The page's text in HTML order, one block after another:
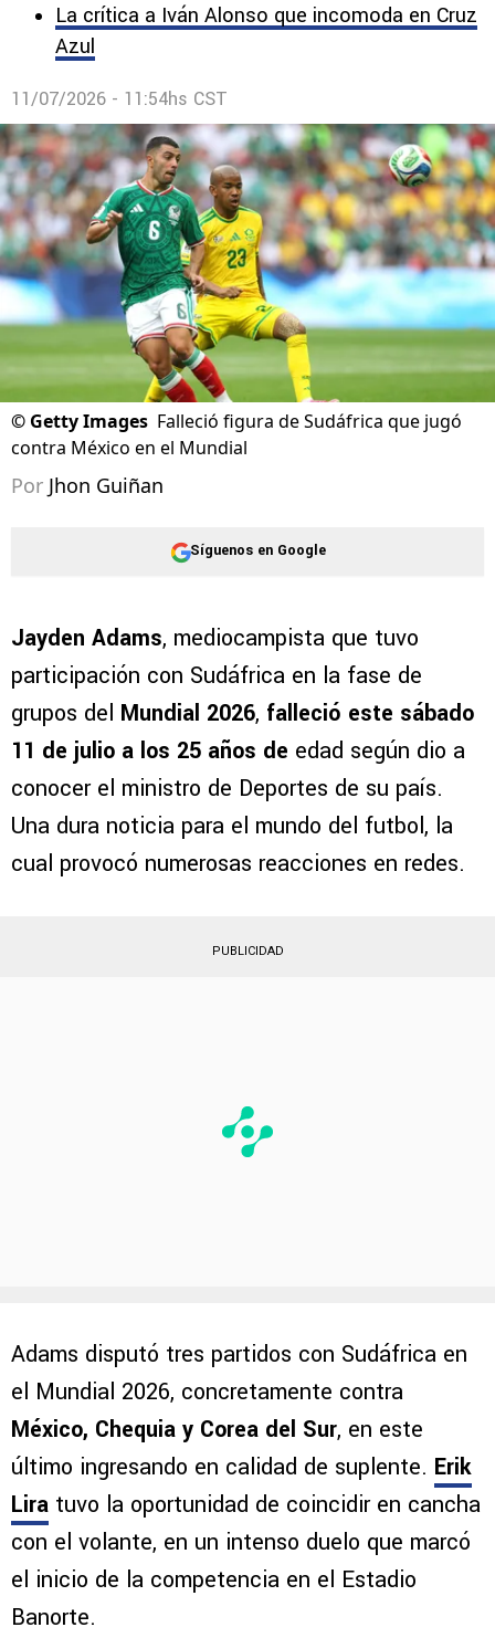
La crítica a Iván Alonso que incomoda en Cruz
Azul
11/07/2026 - 11:54hs CST
© Getty Images Falleció figura de Sudáfrica que jugó
contra México en el Mundial
Por Jhon Guiñan
Síguenos en Google
Jayden Adams, mediocampista que tuvo
participación con Sudáfrica en la fase de
grupos del Mundial 2026, falleció este sábado
11 de julio a los 25 años de edad según dio a
conocer el ministro de Deportes de su país.
Una dura noticia para el mundo del futbol, la
cual provocó numerosas reacciones en redes.
PUBLICIDAD
Adams disputó tres partidos con Sudáfrica en
el Mundial 2026, concretamente contra
México, Chequia y Corea del Sur, en este
último ingresando en calidad de suplente. Erik
Lira tuvo la oportunidad de coincidir en cancha
con el volante, en un intenso duelo que marcó
el inicio de la competencia en el Estadio
Banorte.